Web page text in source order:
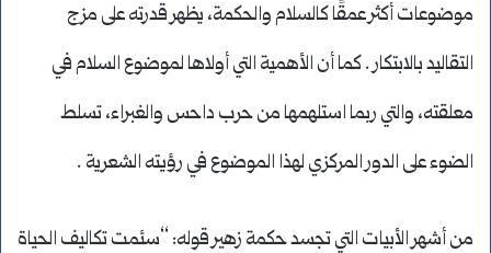
موضوعات أكثر عمقًا كالسلام والحكمة، يظهر قدرته على مزج
التقاليد بالابتكار . كما أن الأهمية التي أولاها لموضوع السلام في
معلقته، والتي ربما استلهمها من حرب داحس والغبراء، تسلط
الضوء على الدور المركزي لهذا الموضوع في رؤيته الشعرية .
من أشهر الأبيات التي تجسد حكمة زهير قوله: “سئمت تكاليف الحياة